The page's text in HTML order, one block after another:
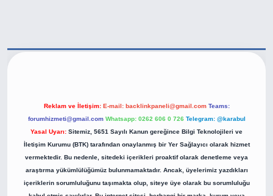
Reklam ve İletişim: E-mail: backlinkpaneli@gmail.com Teams:
forumhizmeti@gmail.com Whatsapp: 0262 606 0 726 Telegram: @karabul
Yasal Uyarı: Sitemiz, 5651 Sayılı Kanun gereğince Bilgi Teknolojileri ve
İletişim Kurumu (BTK) tarafından onaylanmış bir Yer Sağlayıcı olarak hizmet
vermektedir. Bu nedenle, sitedeki içerikleri proaktif olarak denetleme veya
araştırma yükümlülüğümüz bulunmamaktadır. Ancak, üyelerimiz yazdıkları
içeriklerin sorumluluğunu taşımakta olup, siteye üye olarak bu sorumluluğu